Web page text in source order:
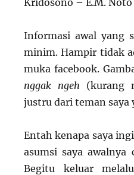
Kridosono – E.M.
Informasi awal yang
minim. Hampir tidak
muka facebook.
nggak ngeh (kurang
justru dari teman saya
Entah kenapa saya
asumsi saya
Begitu keluar